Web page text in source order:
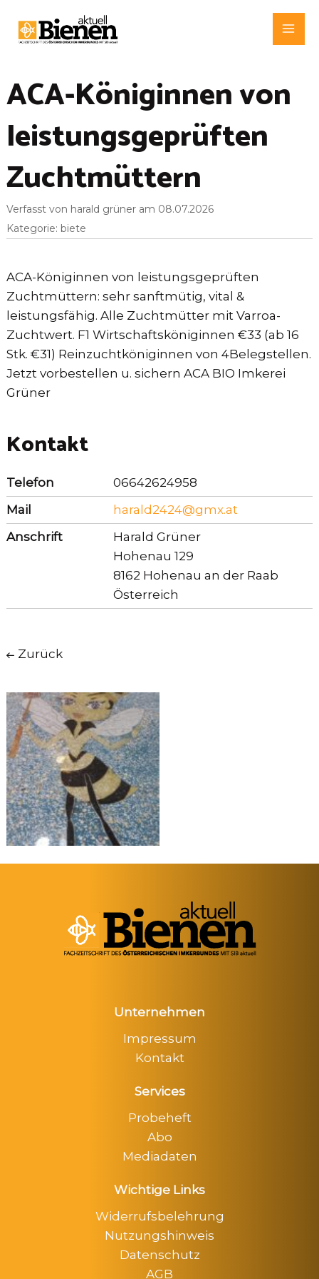
Inhalt
springen
ACA-Königinnen von
leistungsgeprüften
Zuchtmüttern
Verfasst von harald grüner am 08.07.2026
Kategorie: biete
ACA-Königinnen von leistungsgeprüften
Zuchtmüttern: sehr sanftmütig, vital &
leistungsfähig. Alle Zuchtmütter mit Varroa-
Zuchtwert. F1 Wirtschaftsköniginnen €33 (ab 16
Stk. €31) Reinzuchtköniginnen von 4Belegstellen.
Jetzt vorbestellen u. sichern ACA BIO Imkerei
Grüner
Kontakt
Telefon
06642624958
Mail
harald2424@gmx.at
Anschrift
Harald Grüner
Hohenau 129
8162 Hohenau an der Raab
Österreich
Zurück
Unternehmen
Impressum
Kontakt
Services
Probeheft
Abo
Mediadaten
Wichtige Links
Widerrufsbelehrung
Nutzungshinweis
Datenschutz
AGB